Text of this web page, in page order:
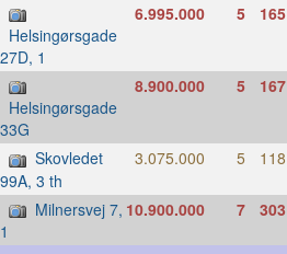
Helsingørsgade
27D, 1
6.995.000 5 165
Helsingørsgade
33G
8.900.000 5 167
Skovledet
99A, 3 th
3.075.000 5 118
Milnersvej 7,
1
10.900.000 7 303